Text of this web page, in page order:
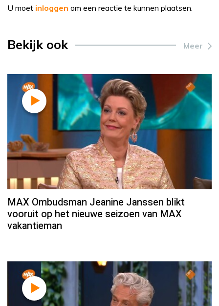
U moet inloggen om een reactie te kunnen plaatsen.
Bekijk ook Meer
MAX Ombudsman Jeanine Janssen blikt
vooruit op het nieuwe seizoen van MAX
vakantieman